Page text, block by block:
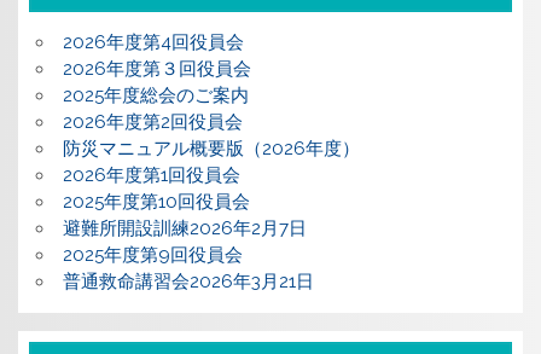
2026年度第4回役員会
2026年度第３回役員会
2025年度総会のご案内
2026年度第2回役員会
防災マニュアル概要版（2026年度）
2026年度第1回役員会
2025年度第10回役員会
避難所開設訓練2026年2月7日
2025年度第9回役員会
普通救命講習会2026年3月21日